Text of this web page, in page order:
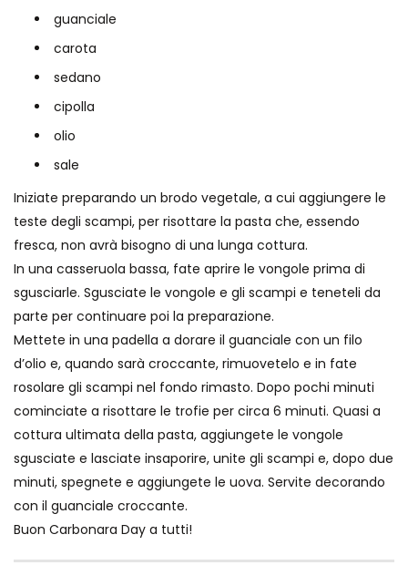
guanciale
carota
sedano
cipolla
olio
sale
Iniziate preparando un brodo vegetale, a cui aggiungere le
teste degli scampi, per risottare la pasta che, essendo
fresca, non avrà bisogno di una lunga cottura.
In una casseruola bassa, fate aprire le vongole prima di
sgusciarle. Sgusciate le vongole e gli scampi e teneteli da
parte per continuare poi la preparazione.
Mettete in una padella a dorare il guanciale con un filo
d’olio e, quando sarà croccante, rimuovetelo e in fate
rosolare gli scampi nel fondo rimasto. Dopo pochi minuti
cominciate a risottare le trofie per circa 6 minuti. Quasi a
cottura ultimata della pasta, aggiungete le vongole
sgusciate e lasciate insaporire, unite gli scampi e, dopo due
minuti, spegnete e aggiungete le uova. Servite decorando
con il guanciale croccante.
Buon Carbonara Day a tutti!